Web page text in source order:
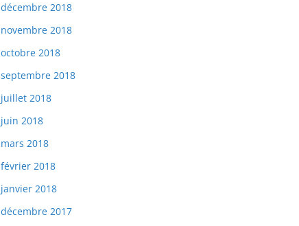
décembre 2018
novembre 2018
octobre 2018
septembre 2018
juillet 2018
juin 2018
mars 2018
février 2018
janvier 2018
décembre 2017